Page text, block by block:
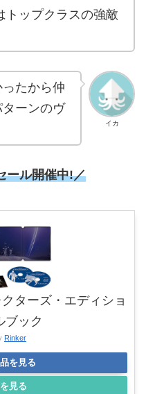
トップクラスの強敵
イカ
たから仲
ーンのヴ
ール開催中!／
ターズ・エディショ
ブック
Rinker
を見る
見る